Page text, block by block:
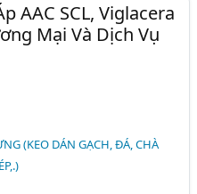
AAC SCL, Viglacera
Mại Và Dịch Vụ
(KEO DÁN GẠCH, ĐÁ, CHÀ